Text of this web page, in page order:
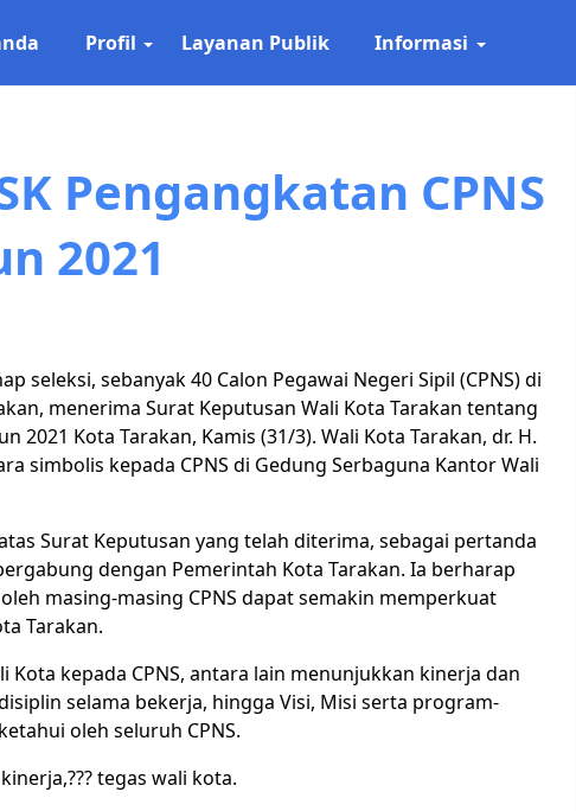
Profil Layanan Publik Informasi
Pengangkatan CPNS
2021
seleksi, sebanyak 40 Calon Pegawai Negeri Sipil (CPNS) di
menerima Surat Keputusan Wali Kota Tarakan tentang
2021 Kota Tarakan, Kamis (31/3). Wali Kota Tarakan, dr. H.
simbolis kepada CPNS di Gedung Serbaguna Kantor Wali
Surat Keputusan yang telah diterima, sebagai pertanda
dengan Pemerintah Kota Tarakan. Ia berharap
masing-masing CPNS dapat semakin memperkuat
Tarakan.
Kota kepada CPNS, antara lain menunjukkan kinerja dan
selama bekerja, hingga Visi, Misi serta program-
oleh seluruh CPNS.
tegas wali kota.